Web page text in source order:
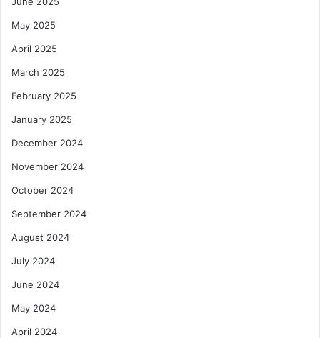
May 2025
April 2025
March 2025
February 2025
January 2025
December 2024
November 2024
October 2024
September 2024
August 2024
July 2024
June 2024
May 2024
April 2024